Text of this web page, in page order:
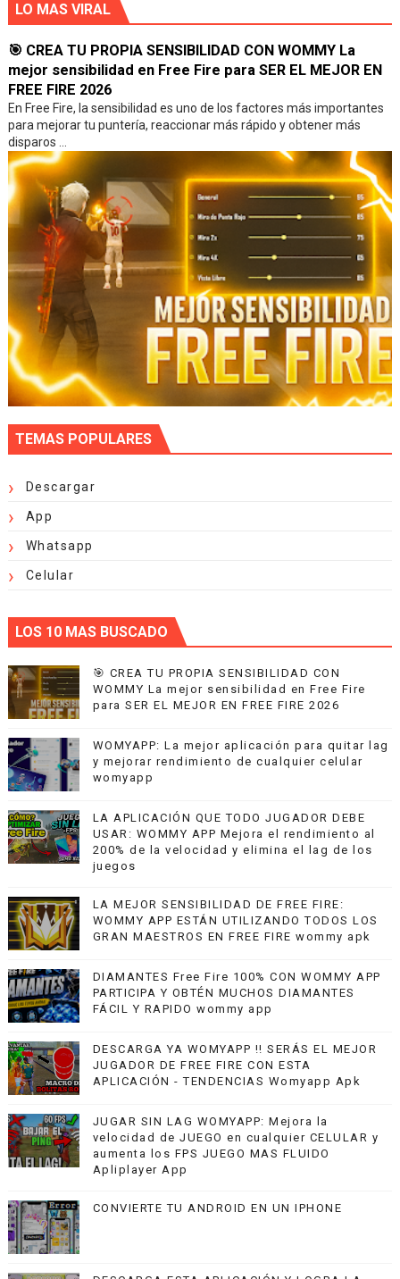
LO MAS VIRAL
🎯 CREA TU PROPIA SENSIBILIDAD CON WOMMY La
mejor sensibilidad en Free Fire para SER EL MEJOR EN
FREE FIRE 2026
En Free Fire, la sensibilidad es uno de los factores más importantes
para mejorar tu puntería, reaccionar más rápido y obtener más
disparos ...
TEMAS POPULARES
Descargar
App
Whatsapp
Celular
LOS 10 MAS BUSCADO
🎯 CREA TU PROPIA SENSIBILIDAD CON
WOMMY La mejor sensibilidad en Free Fire
para SER EL MEJOR EN FREE FIRE 2026
WOMYAPP: La mejor aplicación para quitar lag
y mejorar rendimiento de cualquier celular
womyapp
LA APLICACIÓN QUE TODO JUGADOR DEBE
USAR: WOMMY APP Mejora el rendimiento al
200% de la velocidad y elimina el lag de los
juegos
LA MEJOR SENSIBILIDAD DE FREE FIRE:
WOMMY APP ESTÁN UTILIZANDO TODOS LOS
GRAN MAESTROS EN FREE FIRE wommy apk
DIAMANTES Free Fire 100% CON WOMMY APP
PARTICIPA Y OBTÉN MUCHOS DIAMANTES
FÁCIL Y RAPIDO wommy app
DESCARGA YA WOMYAPP !! SERÁS EL MEJOR
JUGADOR DE FREE FIRE CON ESTA
APLICACIÓN - TENDENCIAS Womyapp Apk
JUGAR SIN LAG WOMYAPP: Mejora la
velocidad de JUEGO en cualquier CELULAR y
aumenta los FPS JUEGO MAS FLUIDO
Apliplayer App
CONVIERTE TU ANDROID EN UN IPHONE